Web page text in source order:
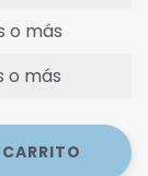
o más
o más